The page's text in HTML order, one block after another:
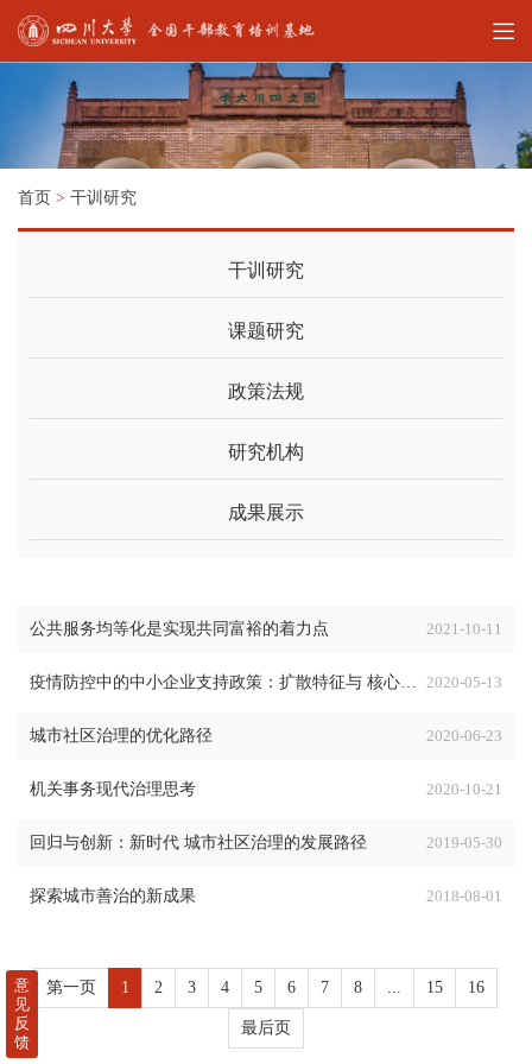
首页 > 干训研究
干训研究
课题研究
政策法规
研究机构
成果展示
2021-10-11
公共服务均等化是实现共同富裕的着力点
2020-05-13
疫情防控中的中小企业支持政策：扩散特征与 核心议题
2020-06-23
城市社区治理的优化路径
2020-10-21
机关事务现代治理思考
2019-05-30
回归与创新：新时代 城市社区治理的发展路径
2018-08-01
探索城市善治的新成果
第一页 1 2 3 4 5 6 7 8 15 16
最后页
意
见
反
馈